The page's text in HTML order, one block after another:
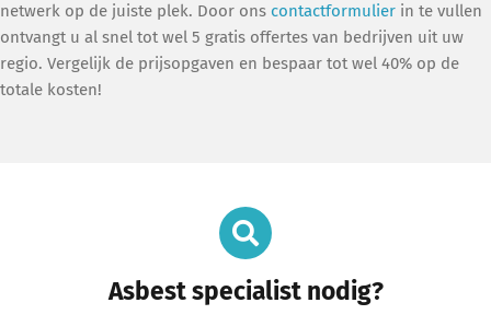
netwerk op de juiste plek. Door ons contactformulier in te vullen
ontvangt u al snel tot wel 5 gratis offertes van bedrijven uit uw
regio. Vergelijk de prijsopgaven en bespaar tot wel 40% op de
totale kosten!
Asbest specialist nodig?